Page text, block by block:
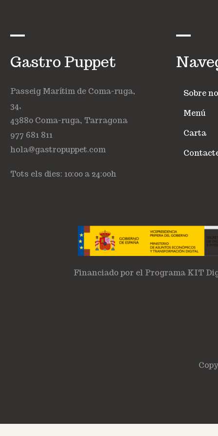
Gastro Puppet
Passeig Marítim de Coma-ruga,
34,
43880 Coma-ruga, Tarragona
977 681 811
hola@gastropuppet.com
Tots els dies: 10:00 a 24:00h
Sobre
Menú
Carta
Financiado por el Programa KIT